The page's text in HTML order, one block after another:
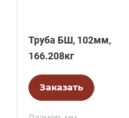
Труба БШ, 102мм,
166.208кг
Заказать